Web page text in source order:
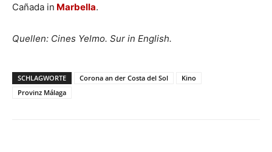
Cañada in Marbella.
Quellen: Cines Yelmo. Sur in English.
SCHLAGWORTE Corona an der Costa del Sol
Kino
Provinz Málaga